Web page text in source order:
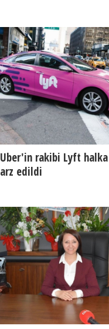
Uber'in rakibi Lyft halka
arz edildi